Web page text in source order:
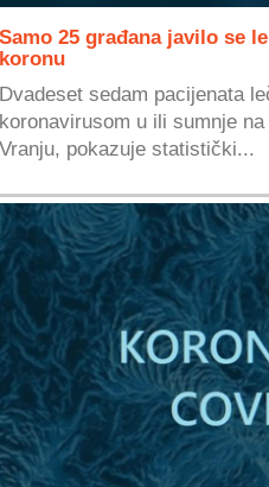
Samo 25 građana javilo se
koronu
Dvadeset sedam pacijenata
koronavirusom u ili sumnje
Vranju, pokazuje statistički...